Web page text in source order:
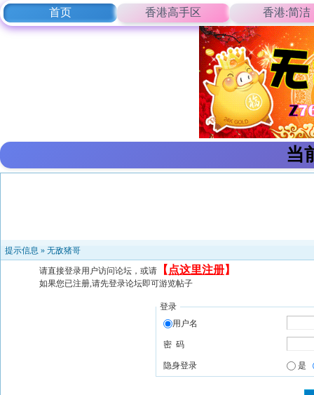
首页 香港高手区 香港:简洁
当
提示信息 » 无敌猪哥
请直接登录用户访问论坛，或请 【 点这里注册】
如果您已注册,请先登录论坛即可游览帖子
登录
用户名
密 码
隐身登录 是